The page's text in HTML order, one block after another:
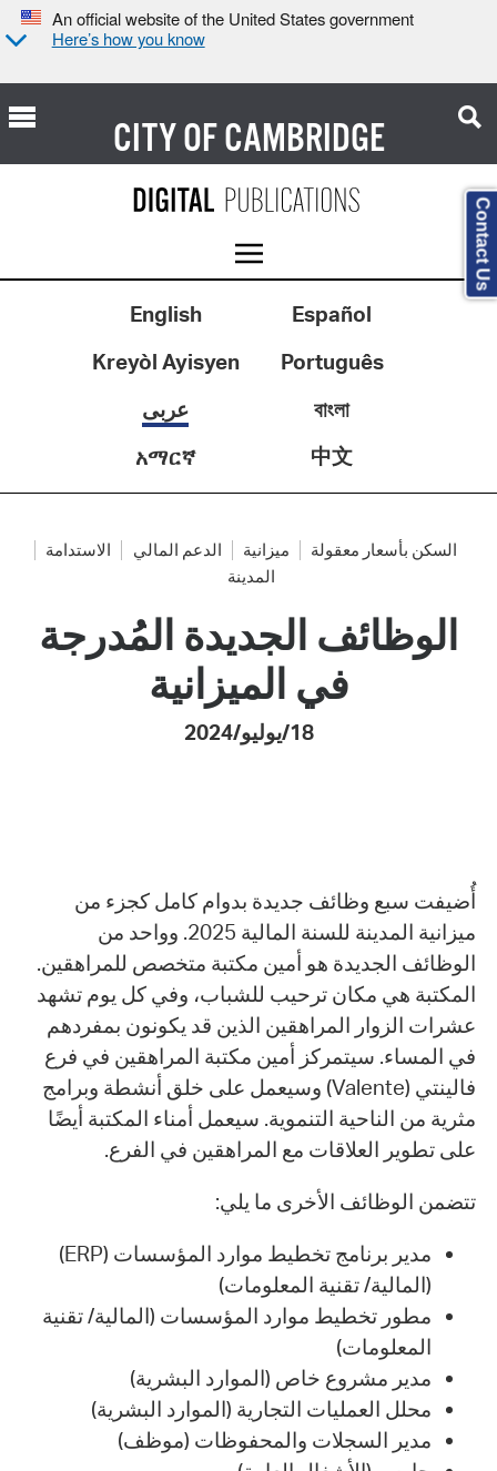
An official website of the United States government
Here’s how you know
CITY OFCAMBRIDGE
English
Español
Kreyòl Ayisyen
Português
عربى
বাংলা
አማርኛ
中文
السكن بأسعار معقولة ميزانية الدعم المالي
الاستدامة
المدينة
الوظائف الجديدة المُدرجة
في الميزانية
18/يوليو/2024
أُضيفت سبع وظائف جديدة بدوام كامل كجزء من
ميزانية المدينة للسنة المالية 2025. وواحد من
الوظائف الجديدة هو أمين مكتبة متخصص للمراهقين.
المكتبة هي مكان ترحيب للشباب، وفي كل يوم تشهد
عشرات الزوار المراهقين الذين قد يكونون بمفردهم
في المساء. سيتمركز أمين مكتبة المراهقين في فرع
فالينتي (Valente) وسيعمل على خلق أنشطة وبرامج
مثرية من الناحية التنموية. سيعمل أمناء المكتبة أيضًا
على تطوير العلاقات مع المراهقين في الفرع.
تتضمن الوظائف الأخرى ما يلي:
مدير برنامج تخطيط موارد المؤسسات (ERP)
(المالية/ تقنية المعلومات)
مطور تخطيط موارد المؤسسات (المالية/ تقنية
المعلومات)
مدير مشروع خاص (الموارد البشرية)
محلل العمليات التجارية (الموارد البشرية)
مدير السجلات والمحفوظات (موظف)
Contact Us